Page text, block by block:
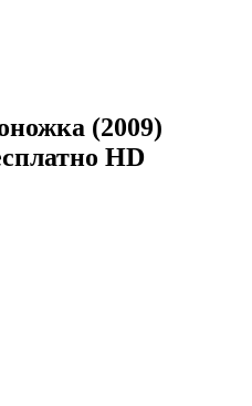
(2009)
HD